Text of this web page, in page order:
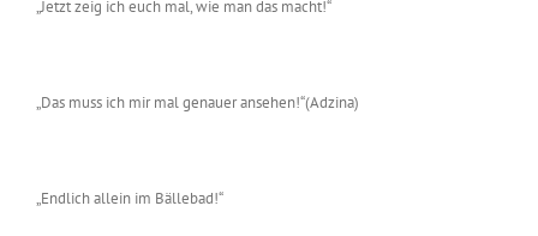
„Jetzt zeig ich euch mal, wie man das macht!“
„Das muss ich mir mal genauer ansehen!“(Adzina)
„Endlich allein im Bällebad!“